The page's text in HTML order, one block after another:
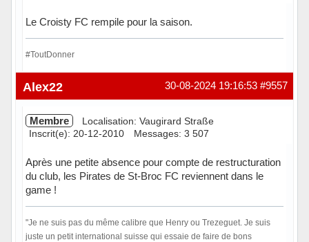
Le Croisty FC rempile pour la saison.
#ToutDonner
Hors ligne #9557
30-08-2024 19:16:53
Alex22
Membre
Localisation: Vaugirard Straße
Inscrit(e): 20-12-2010
Messages: 3 507
Après une petite absence pour compte de restructuration
du club, les Pirates de St-Broc FC reviennent dans le
game !
"Je ne suis pas du même calibre que Henry ou Trezeguet. Je suis
juste un petit international suisse qui essaie de faire de bons